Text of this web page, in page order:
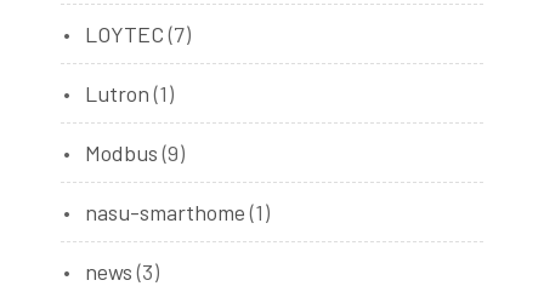
LOYTEC(7)
Lutron(1)
Modbus(9)
nasu-smarthome(1)
news(3)